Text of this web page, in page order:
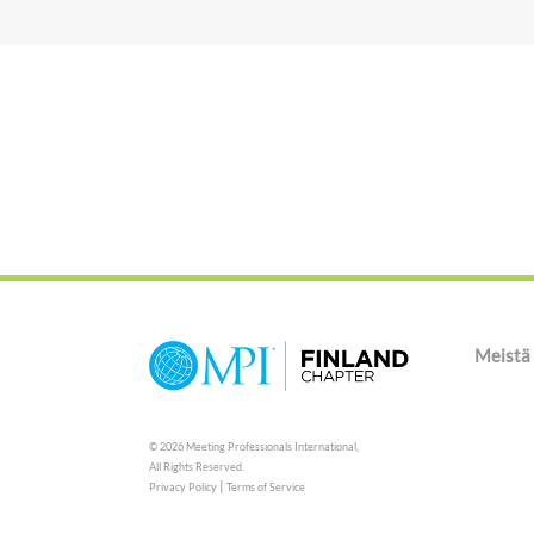
© 2026 Meeting Professionals International,
All Rights Reserved.
Privacy Policy| Terms of Service
Meistä